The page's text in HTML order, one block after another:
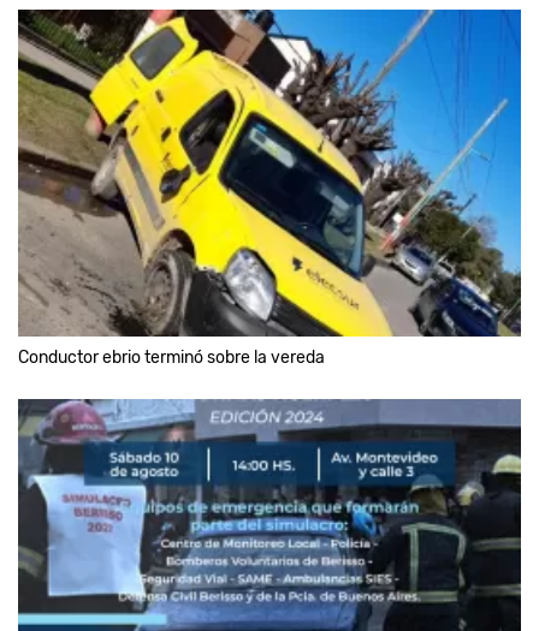
Conductor ebrio terminó sobre la vereda